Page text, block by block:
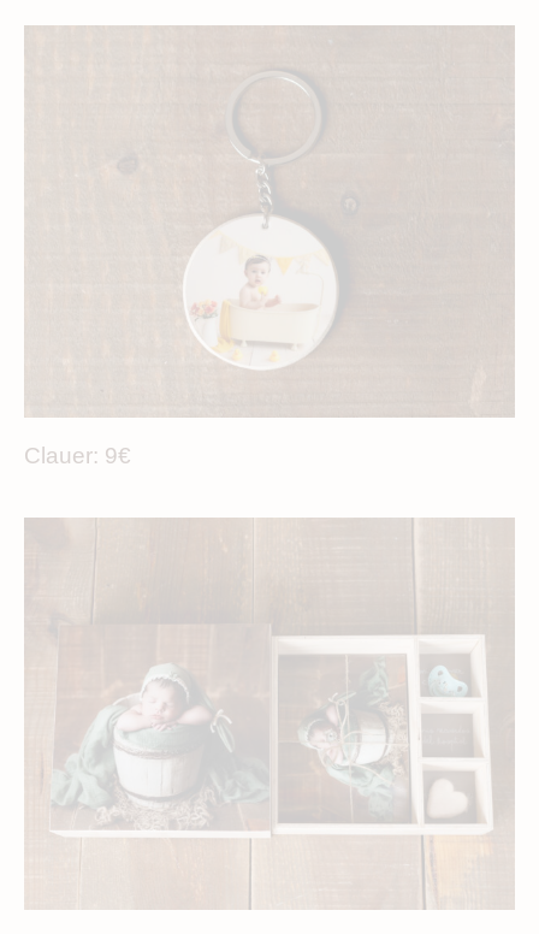
Clauer: 9€